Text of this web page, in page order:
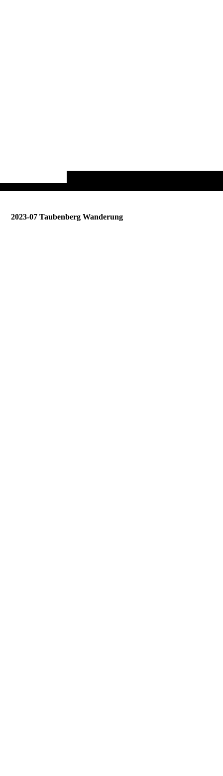
2023-07 Taubenberg Wanderung